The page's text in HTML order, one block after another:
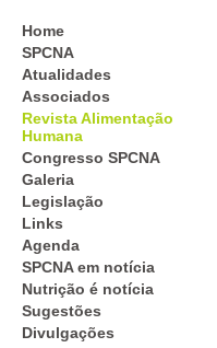
Home
SPCNA
Atualidades
Associados
Revista Alimentação
Humana
Congresso SPCNA
Galeria
Legislação
Links
Agenda
SPCNA em notícia
Nutrição é notícia
Sugestões
Divulgações